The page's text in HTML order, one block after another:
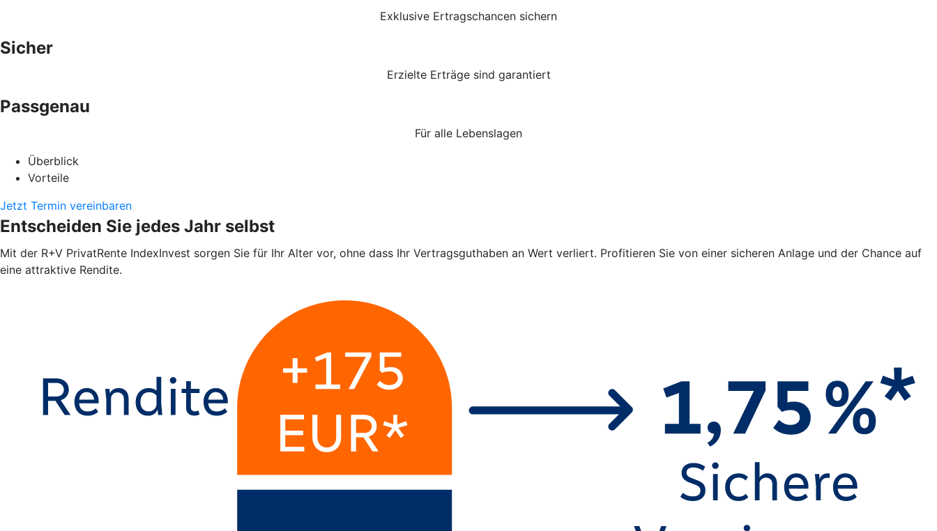
Exklusive Ertragschancen sichern
Sicher
Erzielte Erträge sind garantiert
Passgenau
Für alle Lebenslagen
Überblick
Vorteile
Jetzt Termin vereinbaren
Entscheiden Sie jedes Jahr selbst
Mit der R+V PrivatRente IndexInvest sorgen Sie für Ihr Alter vor, ohne dass Ihr Vertragsguthaben an Wert verliert. Profitieren Sie von einer sicheren Anlage und der Chance auf
eine attraktive Rendite.